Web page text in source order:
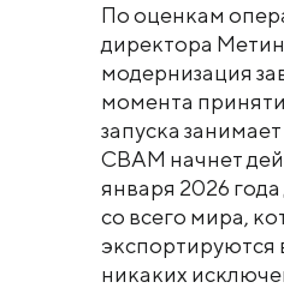
По оценкам
директора
модернизация
момента
запуска занимает
СВАМ начнет
января 2026
со всего мира,
экспортируются
никаких